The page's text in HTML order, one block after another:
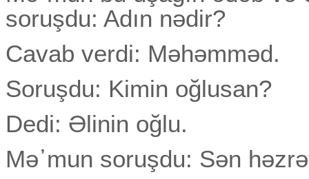
soruşdu: Adın nədir?
Cavab verdi: Məhəmməd.
Soruşdu: Kimin oğlusan?
Dedi: Әlinin oğlu.
Mə᾽mun soruşdu: Sən